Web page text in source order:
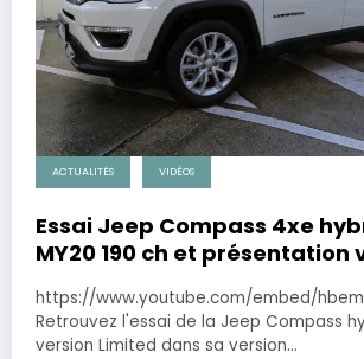
ACTUALITÉS VIDÉOS
Essai Jeep Compass 4xe
MY20 190 ch et présentation
MY21
https://www.youtube.com/embed/
Retrouvez l'essai de la Jeep Compass
version Limited dans sa version…